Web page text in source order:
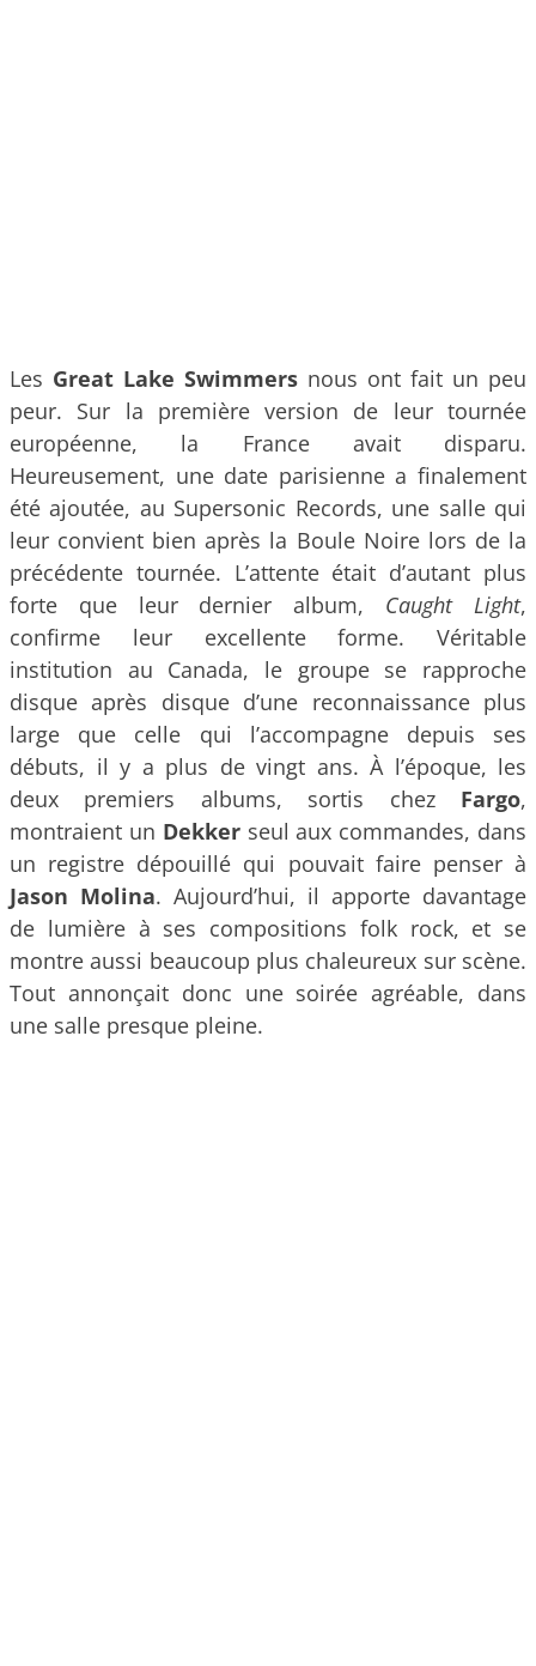
Les Great Lake Swimmers nous ont fait un peu
peur. Sur la première version de leur tournée
européenne, la France avait disparu.
Heureusement, une date parisienne a finalement
été ajoutée, au Supersonic Records, une salle qui
leur convient bien après la Boule Noire lors de la
précédente tournée. L’attente était d’autant plus
forte que leur dernier album, Caught Light,
confirme leur excellente forme. Véritable
institution au Canada, le groupe se rapproche
disque après disque d’une reconnaissance plus
large que celle qui l’accompagne depuis ses
débuts, il y a plus de vingt ans. À l’époque, les
deux premiers albums, sortis chez Fargo,
montraient un Dekkerseul aux commandes, dans
un registre dépouillé qui pouvait faire penser à
Jason Molina. Aujourd’hui, il apporte davantage
de lumière à ses compositions folk rock, et se
montre aussi beaucoup plus chaleureux sur scène.
Tout annonçait donc une soirée agréable, dans
une salle presque pleine.